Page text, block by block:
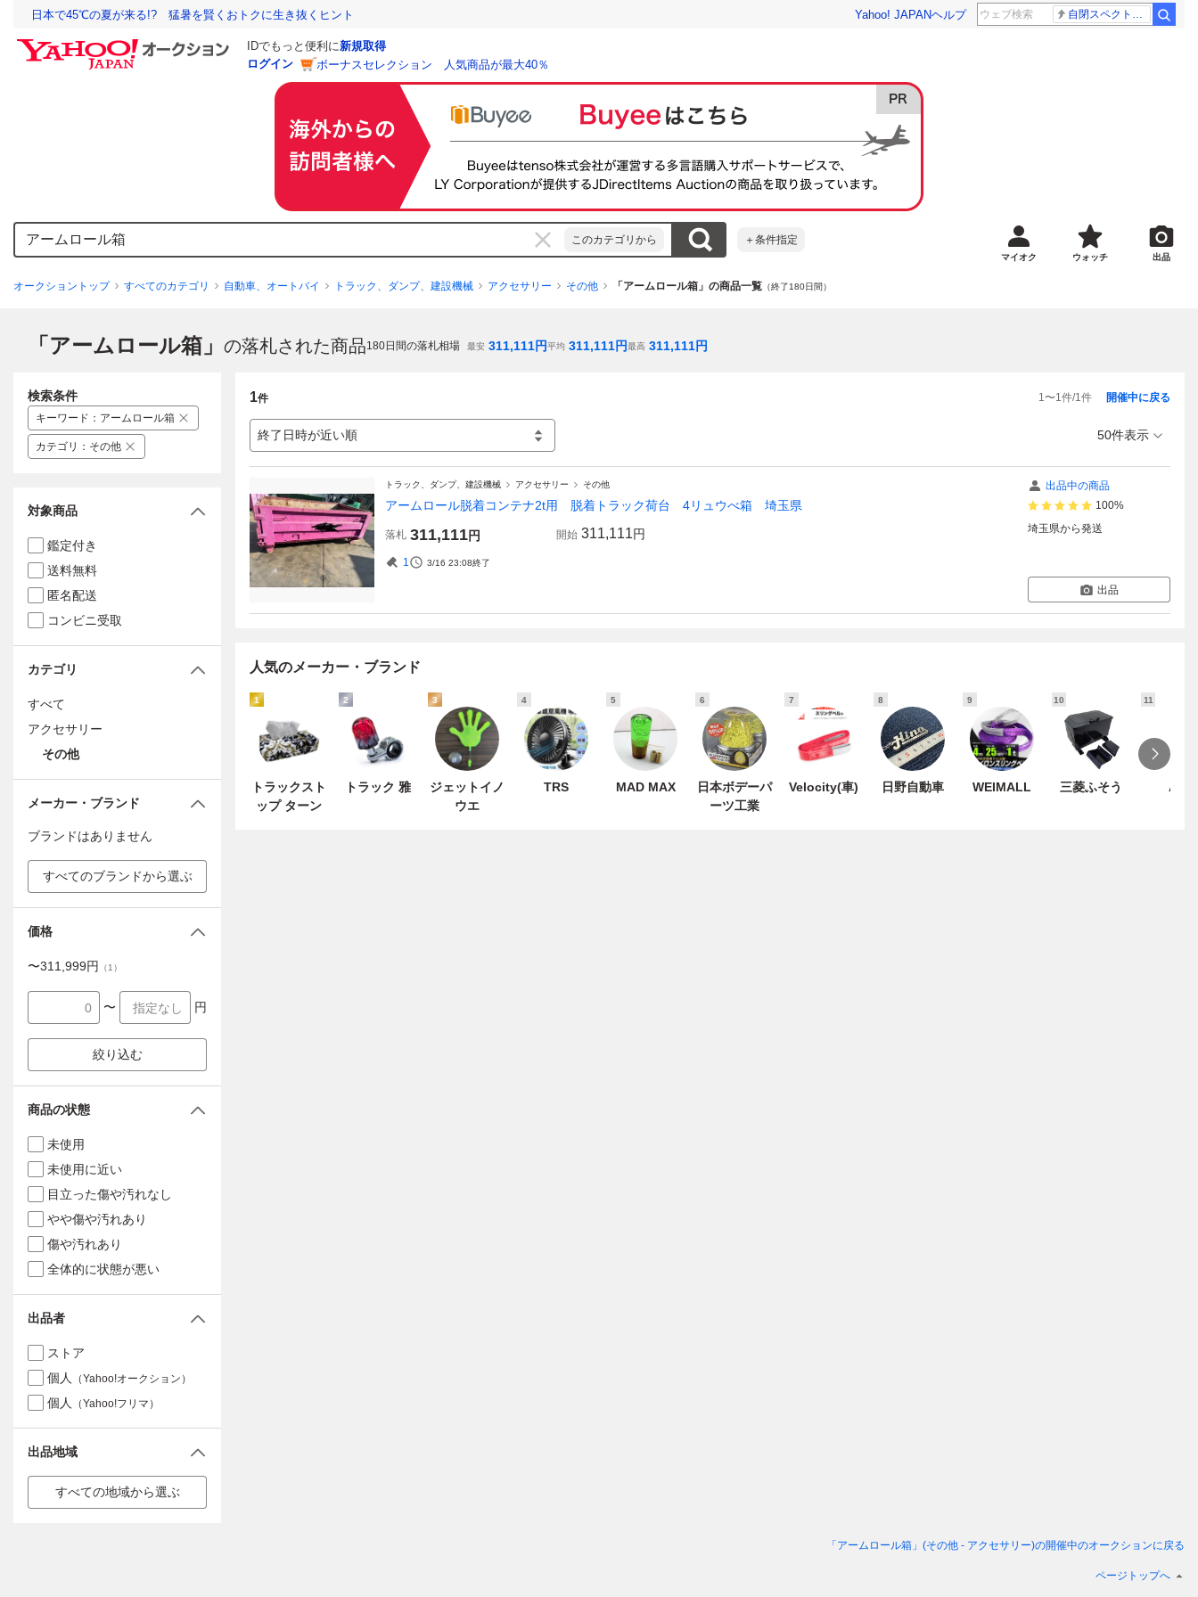
日本で45℃の夏が来る!? 猛暑を賢くおトクに生き抜くヒント Yahoo! JAPANヘルプ 自閉スペクトラム症
IDでもっと便利に新規取得
ログイン
ボーナスセレクション 人気商品が最大40％
このカテゴリから ＋条件指定
マイオク ウォッチ 出品
オークショントップ すべてのカテゴリ 自動車、オートバイ トラック、ダンプ、建設機械 アクセサリー その他 「アームロール箱」の商品一覧 （終了180日間）
「アームロール箱」 の落札された商品180日間の落札相場 最安 311,111円平均 311,111円最高 311,111円
1件 1〜1件/1件
終了日時が近い順
開催中に戻る
50件表示
トラック、ダンプ、建設機械 アクセサリー その他
アームロール脱着コンテナ2t用 脱着トラック荷台 4リュウべ箱 埼玉県
落札 311,111円 開始 311,111円
1 3/16 23:08終了
出品中の商品
100%
埼玉県から発送
出品
人気のメーカー・ブランド
1
トラックスト
ップ ターン
2
トラック 雅
3
ジェットイノ
ウエ
4
TRS
5
MAD MAX
6
日本ボデーパ
ーツ工業
7
Velocity(車)
8
日野自動車
9
WEIMALL
10
三菱ふそう
11
ATS
検索条件
キーワード ： アームロール箱
カテゴリ ： その他
対象商品
鑑定付き
送料無料
匿名配送
コンビニ受取
カテゴリ
すべて
アクセサリー
その他
メーカー・ブランド
ブランドはありません
すべてのブランドから選ぶ
価格
〜311,999円 （1 ）
〜 円
絞り込む
商品の状態
未使用
未使用に近い
目立った傷や汚れなし
やや傷や汚れあり
傷や汚れあり
全体的に状態が悪い
出品者
ストア
個人
（Yahoo!オークション）
個人 （Yahoo!フリマ）
出品地域
すべての地域から選ぶ
「アームロール箱」(その他 - アクセサリー)の開催中のオークションに戻る
ページトップへ